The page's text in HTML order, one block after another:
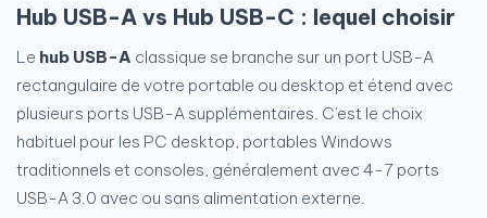
Hub USB-A vs Hub USB-C : lequel choisir
Le hub USB-A classique se branche sur un port USB-A
rectangulaire de votre portable ou desktop et étend avec
plusieurs ports USB-A supplémentaires. C'est le choix
habituel pour les PC desktop, portables Windows
traditionnels et consoles, généralement avec 4-7 ports
USB-A 3.0 avec ou sans alimentation externe.